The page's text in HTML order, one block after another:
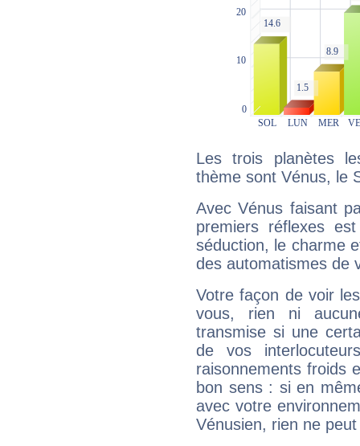
Les trois planètes
thème sont Vénus, le
Avec Vénus faisant
premiers réflexes
séduction, le charme
des automatismes de
Votre façon de voir
vous, rien ni
transmise si une
de vos
raisonnements froids
bon sens : si en
avec votre
Vénusien, rien ne